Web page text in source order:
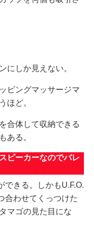
にしか見えない。
ピングマッサージマ
ほど。
合体して収納できる
ある。
ピーカーなのでバレ
できる。しかもU.F.O.
合わせてくっつけた
マゴの見た目にな